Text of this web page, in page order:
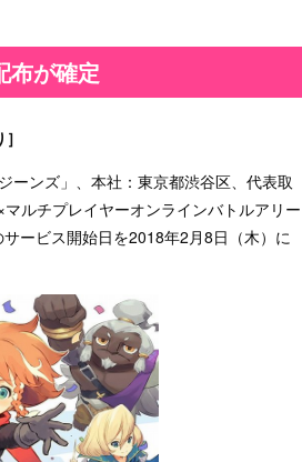
布が確定
ーンズ」、本社：東京都渋谷区、代表取
ルチプレイヤーオンラインバトルアリー
ービス開始日を2018年2月8日（木）に